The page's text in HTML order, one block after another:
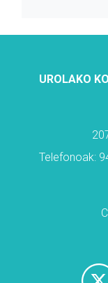
UROLAKO
Telefonoak: